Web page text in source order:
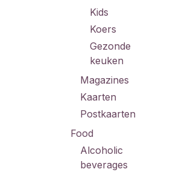
Kids
Koers
Gezonde
keuken
Magazines
Kaarten
Postkaarten
Food
Alcoholic
beverages